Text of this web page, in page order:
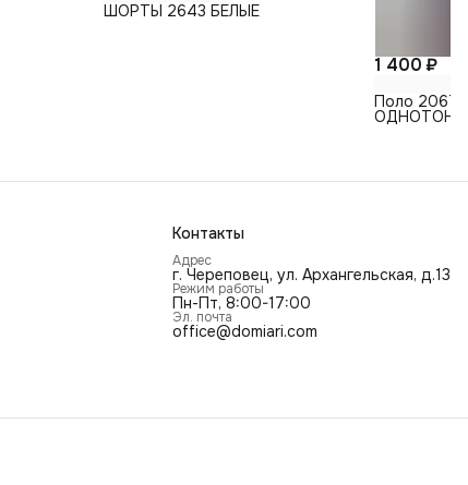
ШОРТЫ 2643 БЕЛЫЕ
1 400 ₽
Поло 2067
ОДНОТОН
Контакты
Адрес
г. Череповец, ул. Архангельская, д.13
Режим работы
Пн-Пт, 8:00-17:00
Эл. почта
office@domiari.com